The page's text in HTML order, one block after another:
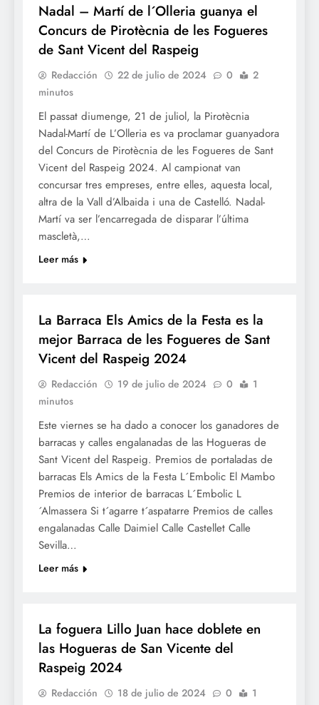
Nadal – Martí de l´Olleria guanya el
Concurs de Pirotècnia de les Fogueres
de Sant Vicent del Raspeig
Redacción 22 de julio de 2024 0
2
minutos
El passat diumenge, 21 de juliol, la Pirotècnia
Nadal-Martí de L’Olleria es va proclamar guanyadora
del Concurs de Pirotècnia de les Fogueres de Sant
Vicent del Raspeig 2024. Al campionat van
concursar tres empreses, entre elles, aquesta local,
altra de la Vall d’Albaida i una de Castelló. Nadal-
Martí va ser l’encarregada de disparar l’última
mascletà,…
Leer más
La Barraca Els Amics de la Festa es la
mejor Barraca de les Fogueres de Sant
Vicent del Raspeig 2024
Redacción 19 de julio de 2024 0
1
minutos
Este viernes se ha dado a conocer los ganadores de
barracas y calles engalanadas de las Hogueras de
Sant Vicent del Raspeig. Premios de portaladas de
barracas Els Amics de la Festa L´Embolic El Mambo
Premios de interior de barracas L´Embolic L
´Almassera Si t´agarre t´aspatarre Premios de calles
engalanadas Calle Daimiel Calle Castellet Calle
Sevilla…
Leer más
La foguera Lillo Juan hace doblete en
las Hogueras de San Vicente del
Raspeig 2024
Redacción 18 de julio de 2024 0
1